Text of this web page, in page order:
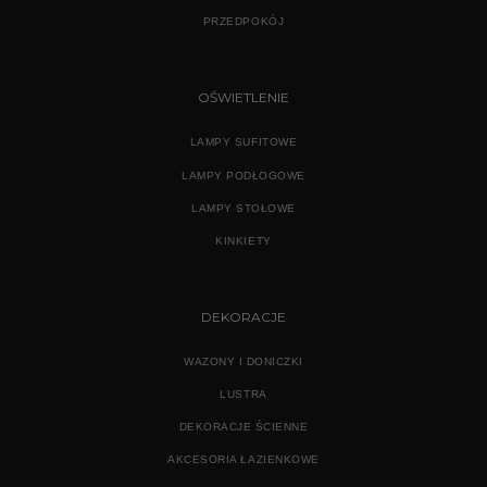
PRZEDPOKÓJ
OŚWIETLENIE
LAMPY SUFITOWE
LAMPY PODŁOGOWE
LAMPY STOŁOWE
KINKIETY
DEKORACJE
WAZONY I DONICZKI
LUSTRA
DEKORACJE ŚCIENNE
AKCESORIA ŁAZIENKOWE